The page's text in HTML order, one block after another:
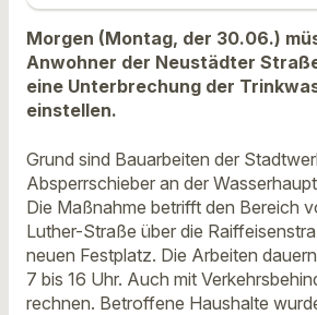
Morgen (Montag, der 30.06.)
Anwohner der Neustädter
eine Unterbrechung der
einstellen.
Grund sind Bauarbeiten der
Absperrschieber an der
Die Maßnahme betrifft den Bereich
Luther-Straße über die
neuen Festplatz. Die Arbeiten
7 bis 16 Uhr. Auch mit
rechnen. Betroffene Haushalte